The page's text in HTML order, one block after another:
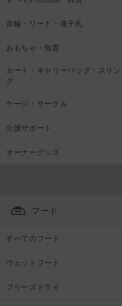
首輪・リード・迷子札
おもちゃ・知育
カート・キャリーバッグ・スリン
グ
ケージ・サークル
介護サポート
オーナーグッズ
フード
すべてのフード
ウェットフード
フリーズドライ